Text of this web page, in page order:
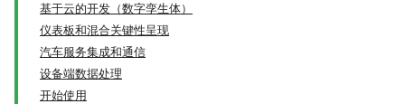
基于云的开发（数字孪生体）
仪表板和混合关键性呈现
汽车服务集成和通信
设备端数据处理
开始使用